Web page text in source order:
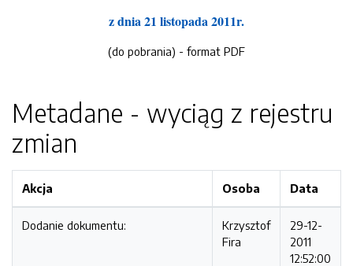
z dnia 21 listopada 2011r.
(do pobrania) - format PDF
Metadane - wyciąg z rejestru
zmian
Akcja Osoba Data
Dodanie dokumentu:
Krzysztof
Fira
29-12-
2011
12:52:00